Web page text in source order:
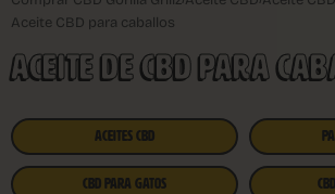
Aceite CBD para caballos
ACEITE DE CBD PARA
ACEITES CBD
CBD PARA GATOS